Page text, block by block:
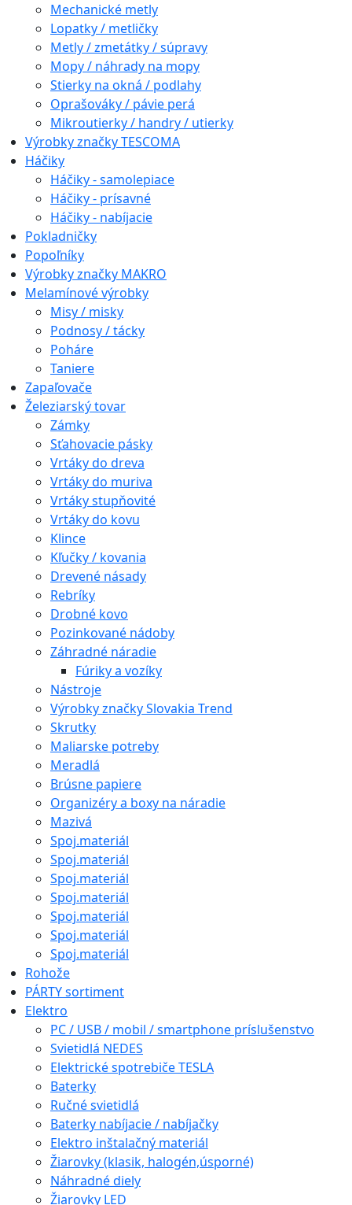
Mechanické metly
Lopatky / metličky
Metly / zmetátky / súpravy
Mopy / náhrady na mopy
Stierky na okná / podlahy
Oprašováky / pávie perá
Mikroutierky / handry / utierky
Výrobky značky TESCOMA
Háčiky
Háčiky - samolepiace
Háčiky - prísavné
Háčiky - nabíjacie
Pokladničky
Popoľníky
Výrobky značky MAKRO
Melamínové výrobky
Misy / misky
Podnosy / tácky
Poháre
Taniere
Zapaľovače
Železiarský tovar
Zámky
Sťahovacie pásky
Vrtáky do dreva
Vrtáky do muriva
Vrtáky stupňovité
Vrtáky do kovu
Klince
Kľučky / kovania
Drevené násady
Rebríky
Drobné kovo
Pozinkované nádoby
Záhradné náradie
Fúriky a vozíky
Nástroje
Výrobky značky Slovakia Trend
Skrutky
Maliarske potreby
Meradlá
Brúsne papiere
Organizéry a boxy na náradie
Mazivá
Spoj.materiál
Spoj.materiál
Spoj.materiál
Spoj.materiál
Spoj.materiál
Spoj.materiál
Spoj.materiál
Rohože
PÁRTY sortiment
Elektro
PC / USB / mobil / smartphone príslušenstvo
Svietidlá NEDES
Elektrické spotrebiče TESLA
Baterky
Ručné svietidlá
Baterky nabíjacie / nabíjačky
Elektro inštalačný materiál
Žiarovky (klasik, halogén,úsporné)
Náhradné diely
Žiarovky LED